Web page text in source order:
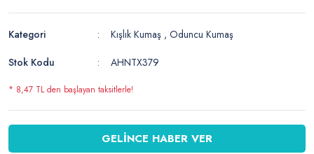
Kategori Kışlık Kumaş ,Oduncu Kumaş
Stok Kodu
AHNTX379
* 8,47 TL den başlayan taksitlerle!
GELİNCE HABER VER